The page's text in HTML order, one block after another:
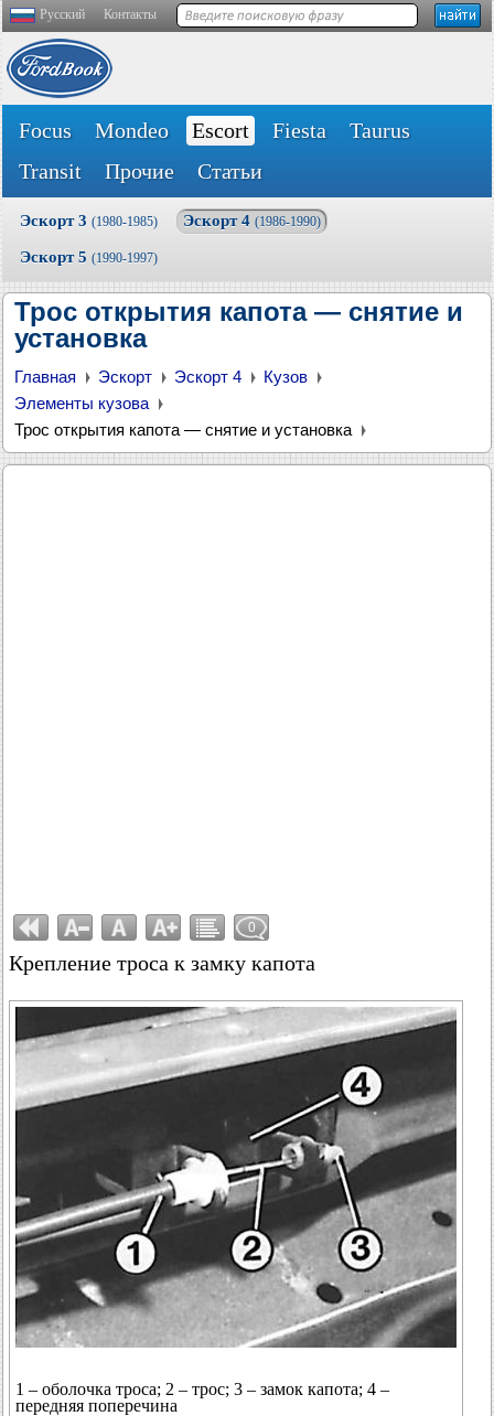
Русский Контакты
Focus Mondeo Escort Fiesta
Taurus
Transit
Прочие Статьи
Эскорт 3 (1980-1985) Эскорт 4 (1986-1990)
Эскорт 5 (1990-1997)
Трос открытия капота — снятие и
установка
Главная Эскорт Эскорт 4
Кузов
Элементы кузова
Трос открытия капота — снятие и установка
0
Крепление троса к замку капота
1 – оболочка троса; 2 – трос; 3 – замок капота; 4 –
передняя поперечина